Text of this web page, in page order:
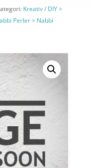
Kreativ / DIY >
Perler > Nabbi